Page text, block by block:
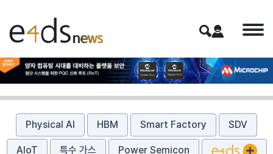
Physical AI HBM Smart Factory SDV
AIoT 특수 가스 Power Semicon